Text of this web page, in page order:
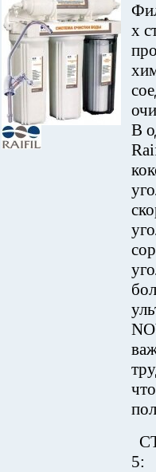
х
В
5: